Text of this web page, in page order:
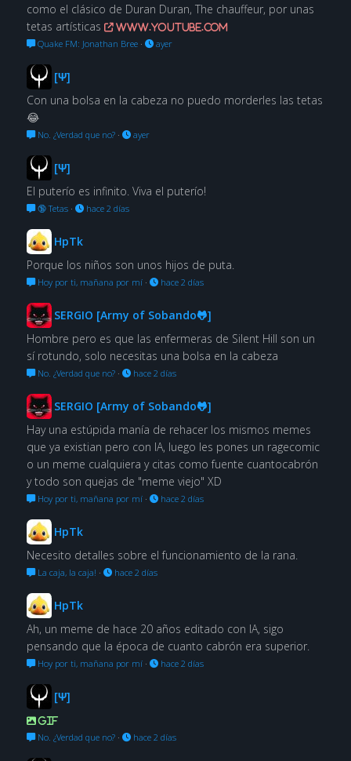
como el clásico de Duran Duran, The chauffeur, por unas
tetas artísticas
www.youtube.com
Quake FM: Jonathan Bree· ayer
[Ψ]
Con una bolsa en la cabeza no puedo morderles las tetas
😂
No. ¿Verdad que no?· ayer
[Ψ]
El puterío es infinito. Viva el puterío!
🔞 Tetas· hace 2 días
HpTk
Porque los niños son unos hijos de puta.
Hoy por ti, mañana por mí· hace 2 días
SERGIO [Army of Sobando🐸]
Hombre pero es que las enfermeras de Silent Hill son un
sí rotundo, solo necesitas una bolsa en la cabeza
No. ¿Verdad que no?· hace 2 días
SERGIO [Army of Sobando🐸]
Hay una estúpida manía de rehacer los mismos memes
que ya existian pero con IA, luego les pones un ragecomic
o un meme cualquiera y citas como fuente cuantocabrón
y todo son quejas de "meme viejo" XD
Hoy por ti, mañana por mí· hace 2 días
HpTk
Necesito detalles sobre el funcionamiento de la rana.
La caja, la caja! · hace 2 días
HpTk
Ah, un meme de hace 20 años editado con IA, sigo
pensando que la época de cuanto cabrón era superior.
Hoy por ti, mañana por mí· hace 2 días
[Ψ]
GIF
No. ¿Verdad que no?· hace 2 días